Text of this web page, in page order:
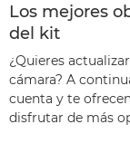
Los mejores
del kit
¿Quieres
cámara? A
cuenta y te
disfrutar de más